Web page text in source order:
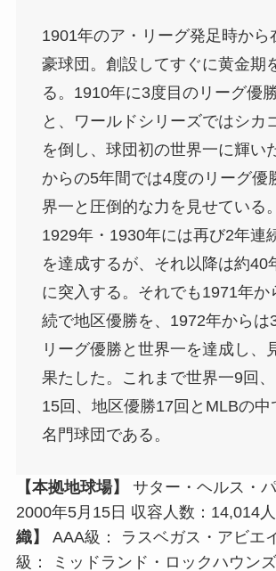
1901年のア・リーグ発足時から
豪球団。創設してすぐに黄金期
る。1910年に3度目のリーグ優
と、ワールドシリーズではシカ
を倒し、球団初の世界一に輝い
からの5年間では4度のリーグ優
界一と圧倒的な力を見せている
1929年・1930年には再び2年連
を達成するが、それ以降は約40
に突入する。それでも1971年か
続で地区優勝を、1972年からは
リーグ優勝と世界一を達成し、
果たした。これまで世界一9回
15回、地区優勝17回とMLBの中
名門球団である。
【本拠地球場】
サター・ヘルス・
2000年5月15日 収容人数：14,014人
織】
AAA級： ラスベガス・アビエ
級： ミッドランド・ロックハウン